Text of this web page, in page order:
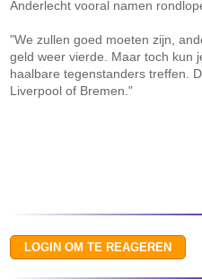
Anderlecht vooral namen
"We zullen goed moeten zijn,
geld weer vierde. Maar toch kun
haalbare tegenstanders treffen.
Liverpool of Bremen."